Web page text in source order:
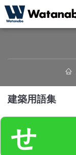
建築用語集
せ